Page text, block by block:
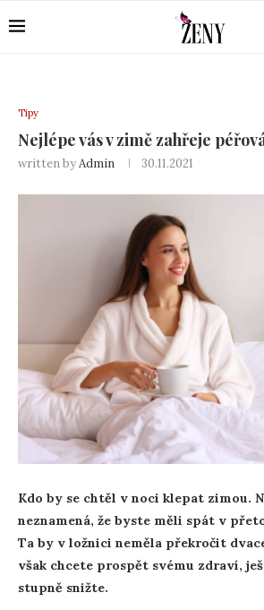
Tipy
Nejlépe vás v zimě zahřeje
written byAdmin 30.11.2021
Kdo by se chtěl v noci klepat zimou.
neznamená, že byste měli spát v
Ta by v ložnici neměla překročit
však chcete prospět svému zdraví,
stupně snižte.